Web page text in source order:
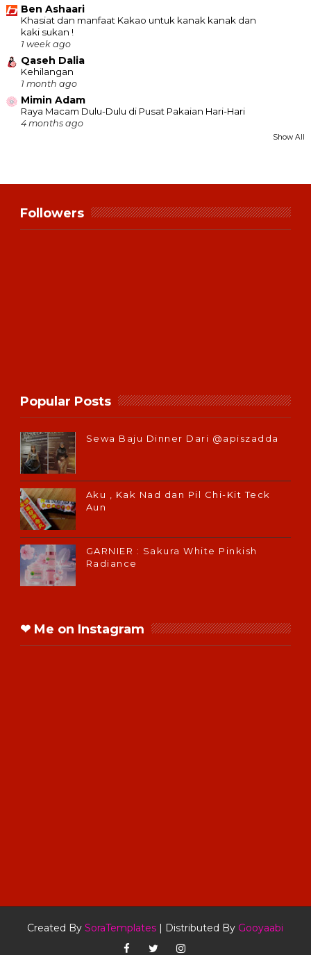
Ben Ashaari
Khasiat dan manfaat Kakao untuk kanak kanak dan
kaki sukan !
1 week ago
Qaseh Dalia
Kehilangan
1 month ago
Mimin Adam
Raya Macam Dulu-Dulu di Pusat Pakaian Hari-Hari
4 months ago
Show All
Followers
Popular Posts
Sewa Baju Dinner Dari @apiszadda
Aku , Kak Nad dan Pil Chi-Kit Teck
Aun
GARNIER : Sakura White Pinkish
Radiance
❤ Me on Instagram
Created BySoraTemplates | Distributed By Gooyaabi